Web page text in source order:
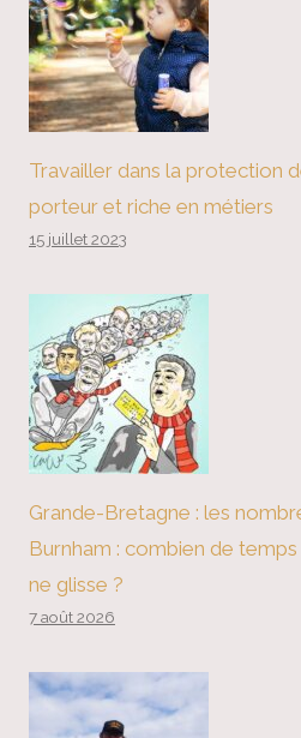
Travailler dans la protection
porteur et riche en métiers
15 juillet 2023
Grande-Bretagne : les
Burnham : combien de
ne glisse ?
7 août 2026